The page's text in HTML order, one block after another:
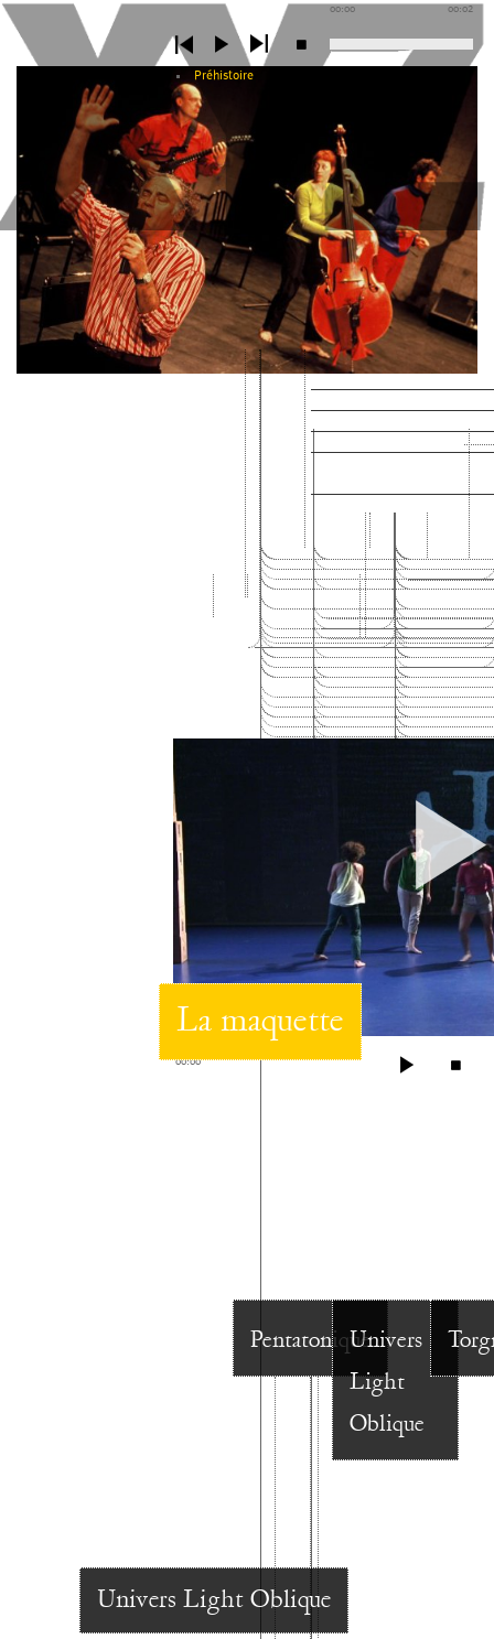
00:00 00:02
Préhistoire
La maquette
PentatoniqueUnivers
Light
Oblique
00:00
Univers Light Oblique